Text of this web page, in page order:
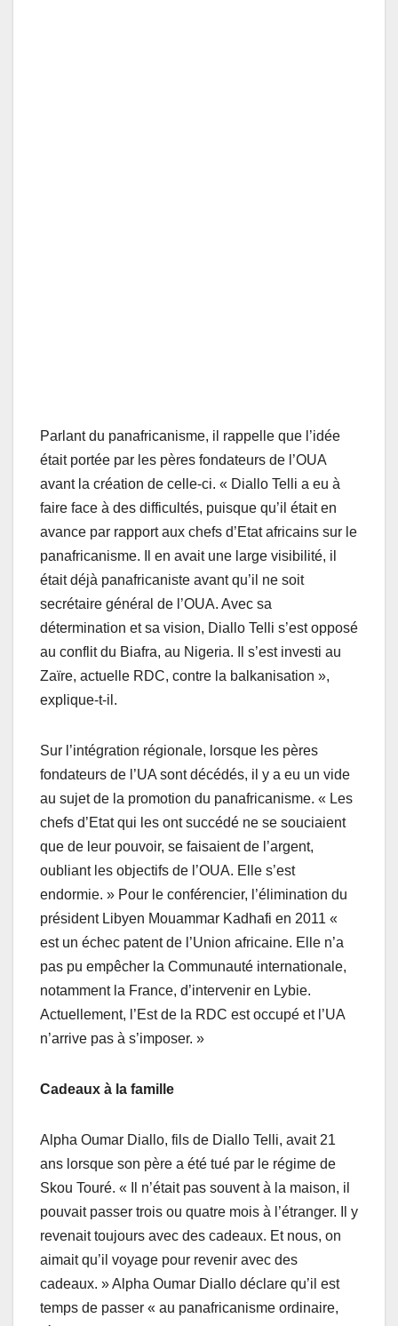
Parlant du panafricanisme, il rappelle que l’idée
était portée par les pères fondateurs de l’OUA
avant la création de celle-ci. « Diallo Telli a eu à
faire face à des difficultés, puisque qu’il était en
avance par rapport aux chefs d’Etat africains sur le
panafricanisme. Il en avait une large visibilité, il
était déjà panafricaniste avant qu’il ne soit
secrétaire général de l’OUA. Avec sa
détermination et sa vision, Diallo Telli s’est opposé
au conflit du Biafra, au Nigeria. Il s’est investi au
Zaïre, actuelle RDC, contre la balkanisation »,
explique-t-il.
Sur l’intégration régionale, lorsque les pères
fondateurs de l’UA sont décédés, il y a eu un vide
au sujet de la promotion du panafricanisme. « Les
chefs d’Etat qui les ont succédé ne se souciaient
que de leur pouvoir, se faisaient de l’argent,
oubliant les objectifs de l’OUA. Elle s’est
endormie. » Pour le conférencier, l’élimination du
président Libyen Mouammar Kadhafi en 2011 «
est un échec patent de l’Union africaine. Elle n’a
pas pu empêcher la Communauté internationale,
notamment la France, d’intervenir en Lybie.
Actuellement, l’Est de la RDC est occupé et l’UA
n’arrive pas à s’imposer. »
Cadeaux à la famille
Alpha Oumar Diallo, fils de Diallo Telli, avait 21
ans lorsque son père a été tué par le régime de
Skou Touré. « Il n’était pas souvent à la maison, il
pouvait passer trois ou quatre mois à l’étranger. Il y
revenait toujours avec des cadeaux. Et nous, on
aimait qu’il voyage pour revenir avec des
cadeaux. » Alpha Oumar Diallo déclare qu’il est
temps de passer « au panafricanisme ordinaire,